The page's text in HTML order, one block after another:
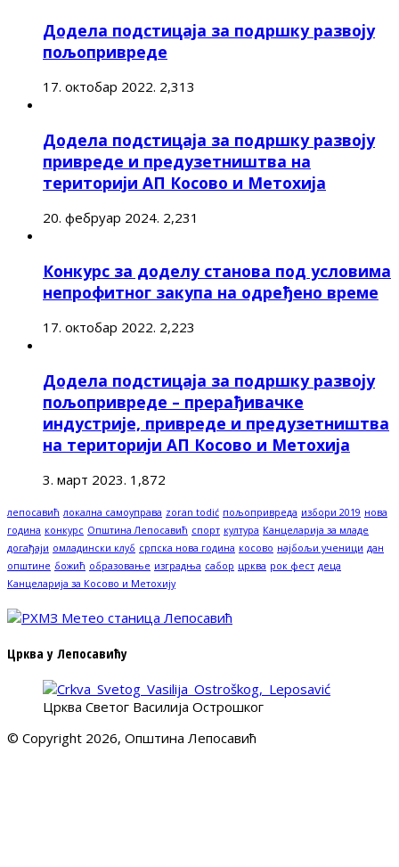
Додела подстицаја за подршку развоју
пољопривреде
17. октобар 2022. 2,313
Додела подстицаја за подршку развоју
привреде и предузетништва на
територији АП Косово и Метохија
20. фебруар 2024. 2,231
Конкурс за доделу станова под условима
непрофитног закупа на одређено време
17. октобар 2022. 2,223
Додела подстицаја за подршку развоју
пољопривреде – прерађивачке
индустрије, привреде и предузетништва
на територији АП Косово и Метохија
3. март 2023. 1,872
лепосавић локална самоуправа zoran todić пољопривреда избори 2019 нова
година конкурс Општина Лепосавић спорт култура Канцеларија за младе
догађаји омладински клуб српска нова година косово најбољи ученици дан
општине божић образовање изградња сабор црква рок фест деца
Канцеларија за Косово и Метохију
Црква у Лепосавићу
Црква Светог Василија Острошког
© Copyright 2026, Општина Лепосавић